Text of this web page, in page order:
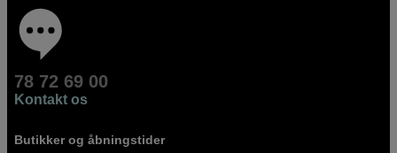
78 72 69 00
Kontakt os
Butikker og åbningstider